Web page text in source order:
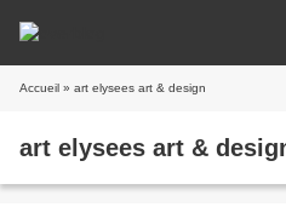
Accueil » art elysees art & design
art elysees art &